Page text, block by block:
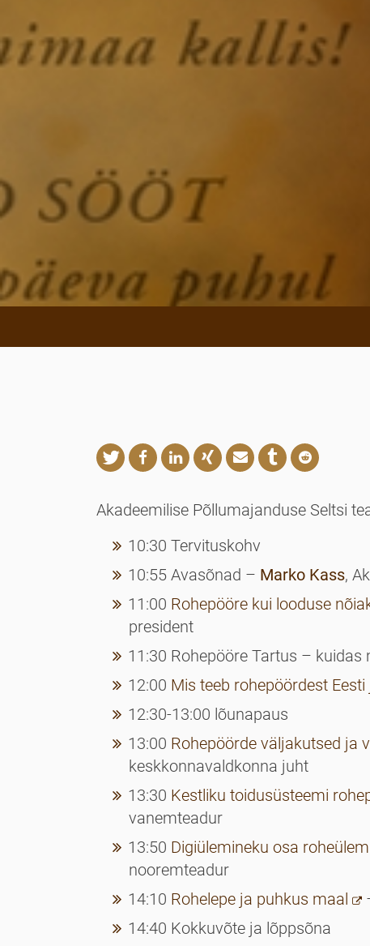
Akadeemilise Põllumajanduse Seltsi
10:30 Tervituskohv
10:55 Avasõnad – Marko Kass,
11:00 Rohepööre kui looduse
president
11:30 Rohepööre Tartus – kuidas
12:00 Mis teeb rohepöördest
12:30-13:00 lõunapaus
13:00 Rohepöörde väljakutsed ja
keskkonnavaldkonna juht
13:30 Kestliku toidusüsteemi
vanemteadur
13:50 Digiülemineku osa
nooremteadur
14:10 Rohelepe ja puhkus maal
14:40 Kokkuvõte ja lõppsõna